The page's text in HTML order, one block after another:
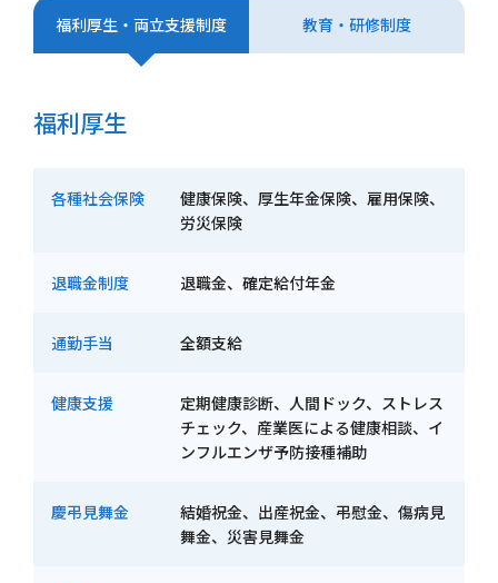
お問い合わせ
福利厚生・両立支援制度 教育・研修制度
福利厚生
各種社会保険
健康保険、厚生年金保険、雇用保険、
労災保険
退職金制度 退職金、確定給付年金
通勤手当 全額支給
健康支援
定期健康診断、人間ドック、ストレス
チェック、産業医による健康相談、イ
ンフルエンザ予防接種補助
慶弔見舞金
結婚祝金、出産祝金、弔慰金、傷病見
舞金、災害見舞金